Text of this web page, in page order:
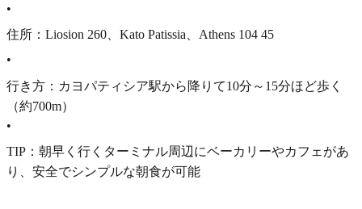
•
住所：Liosion 260、Kato Patissia、Athens 104 45
•
行き方：カヨパティシア駅から降りて10分～15分ほど歩く
（約700m）
•
TIP：朝早く行くターミナル周辺にベーカリーやカフェがあ
り、安全でシンプルな朝食が可能